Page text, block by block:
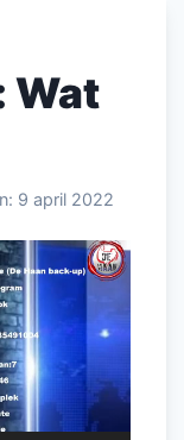
Wat
9 april 2022